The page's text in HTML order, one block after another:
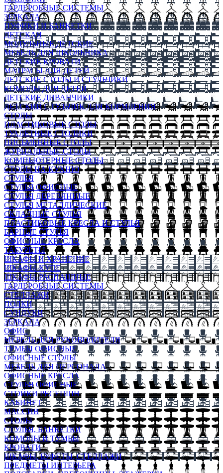
ГАРДЕРОБНЫЕ СИСТЕМЫ
ЗЕРКАЛА
ПУФИКИ И БАНКЕТКИ
ДЕТСКАЯ
МОДУЛЬНЫЕ ДЕТСКИЕ
МЕБЕЛЬ ДЛЯ ШКОЛЬНИКА
ДЕТСКИЕ КРОВАТИ
МАТРАСЫ ДЛЯ ДЕТЕЙ
ДЕТСКИЕ СТОЛЫ И СТУЛЬЧИКИ
КОМОДЫ ДЛЯ ДЕТЕЙ
ДЕТСКИЕ ДИВАНЧИКИ
ДЕТСКИЙ СТУЛЬЧИК ДЛЯ КОРМЛЕНИЯ
СТОЛЫ
ПЛАСТИКОВЫЕ СТОЛЫ
ТУАЛЕТНЫЕ СТОЛИКИ
ПИСЬМЕННЫЕ СТОЛЫ
ЖУРНАЛЬНЫЕ СТОЛЫ
КОМПЬЮТЕРНЫЕ СТОЛЫ
СТОЛЫ НА КУХНЮ
СТУЛЬЯ
СТУЛЬЯ ОФИСНЫЕ
СТУЛЬЯ ДЕРЕВЯННЫЕ
СТУЛЬЯ МЕТАЛЛИЧЕСКИЕ
СКЛАДНЫЕ СТУЛЬЯ
ПЛАСТИКОВЫЕ КРЕСЛА И СТУЛЬЯ
БАРНЫЕ СТУЛЬЯ
ОФИСНЫЕ КРЕСЛА
ТАБУРЕТЫ
ШКАФЫ И ХРАНЕНИЕ
ШКАФЫ-КУПЕ
ШКАФЫ-РАСПАШНЫЕ
ГАРДЕРОБНЫЕ СИСТЕМЫ
СТЕЛЛАЖИ
ПОЛКИ
СУНДУКИ
ЗЕРКАЛА
ОФИС
МЕБЕЛЬ ДЛЯ РУКОВОДИТЕЛЯ
ТУМБЫ ОФИСНЫЕ
ОФИСНЫЕ СТОЛЫ
МЕБЕЛЬ ДЛЯ ПЕРСОНАЛА
ОФИСНЫЕ КРЕСЛА
СТУЛЬЯ ОФИСНЫЕ
СТОЙКИ РЕСЕПШН
КАБИНЕТ
МАССИВ
СТОЛЫ
СТУЛЬЯ, БАНКЕТКИ
КОМОДЫ И ТУМБЫ
КРОВАТИ
ШКАФЫ, БУФЕТЫ, СТЕЛЛАЖИ
ПРЕДМЕТЫ ИНТЕРЬЕРА